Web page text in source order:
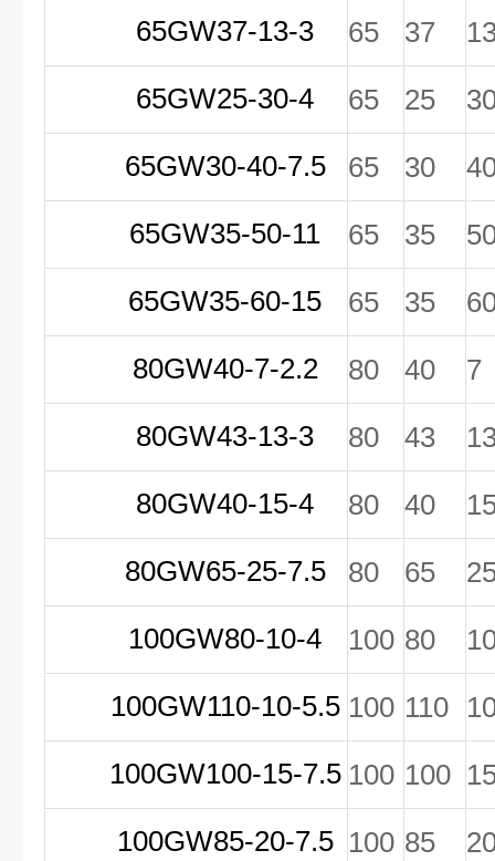
65GW37-13-3
65 37
65GW25-30-4
65 25
65GW30-40-7.5
65 30
65GW35-50-11
65 35
65GW35-60-15
65 35
80GW40-7-2.2
80 40
7
80GW43-13-3
80 43
80GW40-15-4
80 40
80GW65-25-7.5
80 65
100GW80-10-4
100 80
100GW110-10-5.5 100 110
100GW100-15-7.5 100 100
100GW85-20-7.5 100 85